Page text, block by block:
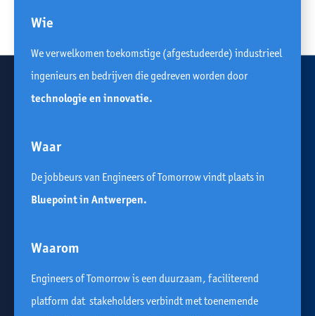
Wie
We verwelkomen toekomstige (afgestudeerde) industrieel
ingenieurs en bedrijven die gedreven worden door
technologie en innovatie.
Waar
De jobbeurs van Engineers of Tomorrow vindt plaats in
Bluepoint in Antwerpen.
Waarom
Engineers of Tomorrow is een duurzaam, faciliterend
platform dat stakeholders verbindt met toenemende